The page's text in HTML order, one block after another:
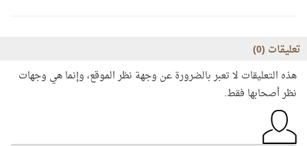
تعليقات (0
)
هذه التعليقات لا تعبر بالضرورة عن وجهة نظر الموقع، وإنما هي وجهات
نظر أصحابها فقط.